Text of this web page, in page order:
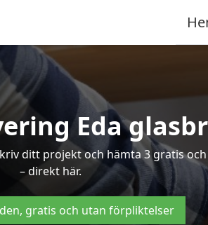
Eda
ditt projekt och hämta 3 gratis
– direkt här.
gratis och utan förpliktelser